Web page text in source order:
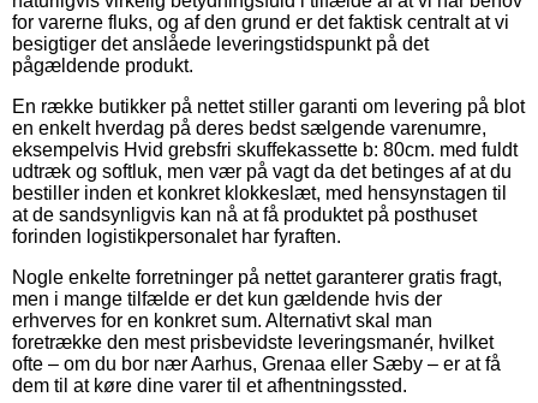
for varerne fluks, og af den grund er det faktisk centralt at vi
besigtiger det anslåede leveringstidspunkt på det
pågældende produkt.
En række butikker på nettet stiller garanti om levering på blot
en enkelt hverdag på deres bedst sælgende varenumre,
eksempelvis Hvid grebsfri skuffekassette b: 80cm. med fuldt
udtræk og softluk, men vær på vagt da det betinges af at du
bestiller inden et konkret klokkeslæt, med hensynstagen til
at de sandsynligvis kan nå at få produktet på posthuset
forinden logistikpersonalet har fyraften.
Nogle enkelte forretninger på nettet garanterer gratis fragt,
men i mange tilfælde er det kun gældende hvis der
erhverves for en konkret sum. Alternativt skal man
foretrække den mest prisbevidste leveringsmanér, hvilket
ofte – om du bor nær Aarhus, Grenaa eller Sæby – er at få
dem til at køre dine varer til et afhentningssted.